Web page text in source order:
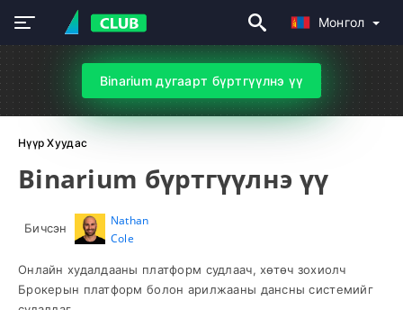
Монгол
Binarium дугаарт бүртгүүлнэ үү
Нүүр Хуудас
Binarium бүртгүүлнэ үү
Бичсэн
Nathan
Cole
Онлайн худалдааны платформ судлаач, хөтөч зохиолч
Брокерын платформ болон арилжааны дансны системийг